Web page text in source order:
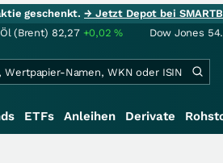
geschenkt.→ Jetzt Depot bei
Öl (Brent) 82,27 +0,02% Dow Jones
ETFs Anleihen Derivate